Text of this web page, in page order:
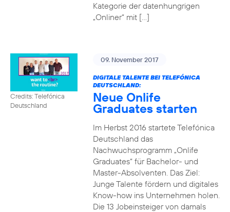
Kategorie der datenhungrigen
„Onliner“ mit […]
Credits: Telefónica
Deutschland
09. November 2017
DIGITALE TALENTE BEI TELEFÓNICA
DEUTSCHLAND:
Neue Onlife
Graduates starten
Im Herbst 2016 startete Telefónica
Deutschland das
Nachwuchsprogramm „Onlife
Graduates“ für Bachelor- und
Master-Absolventen. Das Ziel:
Junge Talente fördern und digitales
Know-how ins Unternehmen holen.
Die 13 Jobeinsteiger von damals